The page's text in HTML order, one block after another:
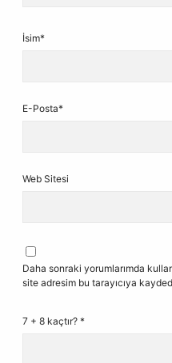
İsim*
E-Posta*
Web Sitesi
Daha sonraki yorumlarımda
site adresim bu tarayıcıya
7 + 8 kaçtır? *